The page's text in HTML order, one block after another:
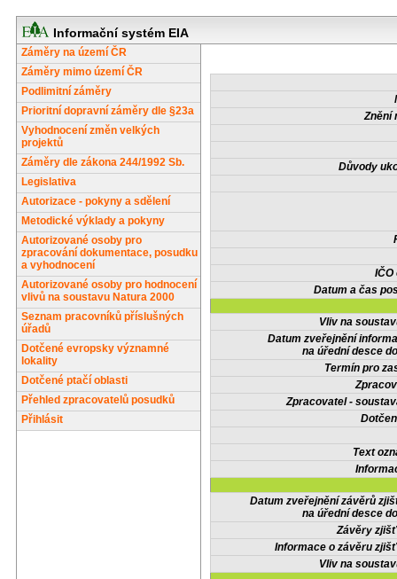
Informační systém EIA
Záměry na území ČR
Záměry mimo území ČR
Podlimitní záměry
Prioritní dopravní záměry dle §23a
Vyhodnocení změn velkých
projektů
Záměry dle zákona 244/1992 Sb.
Legislativa
Autorizace - pokyny a sdělení
Metodické výklady a pokyny
Autorizované osoby pro
zpracování dokumentace, posudku
a vyhodnocení
Autorizované osoby pro hodnocení
vlivů na soustavu Natura 2000
Seznam pracovníků příslušných
úřadů
Dotčené evropsky významné
lokality
Dotčené ptačí oblasti
Přehled zpracovatelů posudků
Přihlásit
Znění
Důvody
IČO
Datum a čas
Vliv na
Datum zveřejnění
na úřední desce
Termín pro
Zpracovatel -
Text
Datum zveřejnění závěrů
na úřední desce
Závěry
Informace o závěru
Vliv na